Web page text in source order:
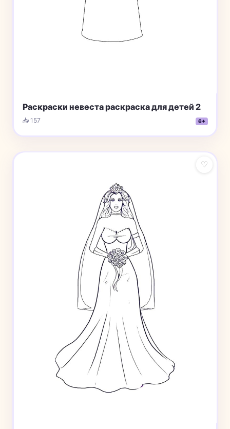
Раскраски невеста раскраска для детей 2
📥 157 6+
♡